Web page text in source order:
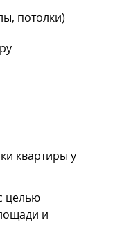
потолки)
квартиры у
целью
и